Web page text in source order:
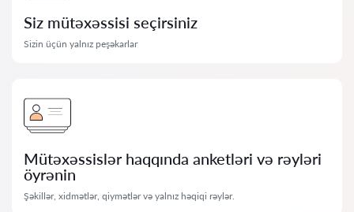
Siz mütəxəssisi seçirsiniz
Sizin üçün yalnız peşəkarlar
Mütəxəssislər haqqında anketləri və rəyləri
öyrənin
Şəkillər, xidmətlər, qiymətlər və yalnız həqiqi rəylər.